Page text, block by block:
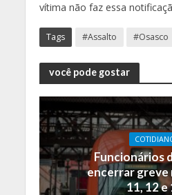
vítima não faz essa
Tags #Assalto #Osasco
você pode gostar
Funcionários
encerrar greve
11, 12 e